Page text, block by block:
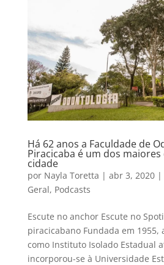
Há 62 anos a Faculdade de
Piracicaba é um dos
cidade
por Nayla Toretta | abr 3, 2020|
Geral, Podcasts
Escute no anchor Escute no
piracicabano Fundada em 1955,
como Instituto Isolado Estadual
incorporou-se à Universidade